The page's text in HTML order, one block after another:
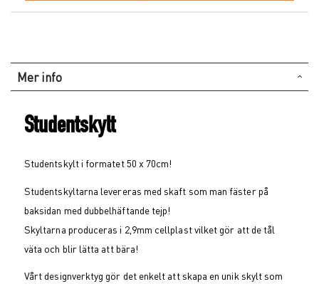
Mer info
Studentskylt
Studentskylt i formatet 50 x 70cm!
Studentskyltarna levereras med skaft som man fäster på
baksidan med dubbelhäftande tejp!
Skyltarna produceras i 2,9mm cellplast vilket gör att de tål
väta och blir lätta att bära!
Vårt designverktyg gör det enkelt att skapa en unik skylt som